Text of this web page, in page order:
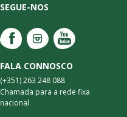
SEGUE-NOS
FALA CONNOSCO
(+351) 263 248 088
Chamada para a rede fixa
nacional